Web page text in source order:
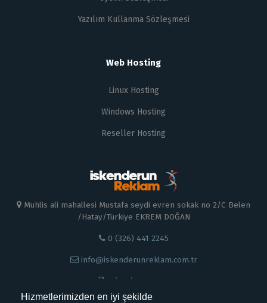
Hizmetlerimizden en iyi şekilde
Yazılım Kullanma Sözleşmesi
Web Hosting
Linux Hosting
Windows Hosting
Reseller Hosting
Muhlis ali mahallesi Mustafa seydi evren sokak no 2/C Belen
/Hatay/Türkiye EKREM DOĞAN
0 (326) 441 2245
info@iskenderunreklam.com.tr
0 (326) 441 22 45